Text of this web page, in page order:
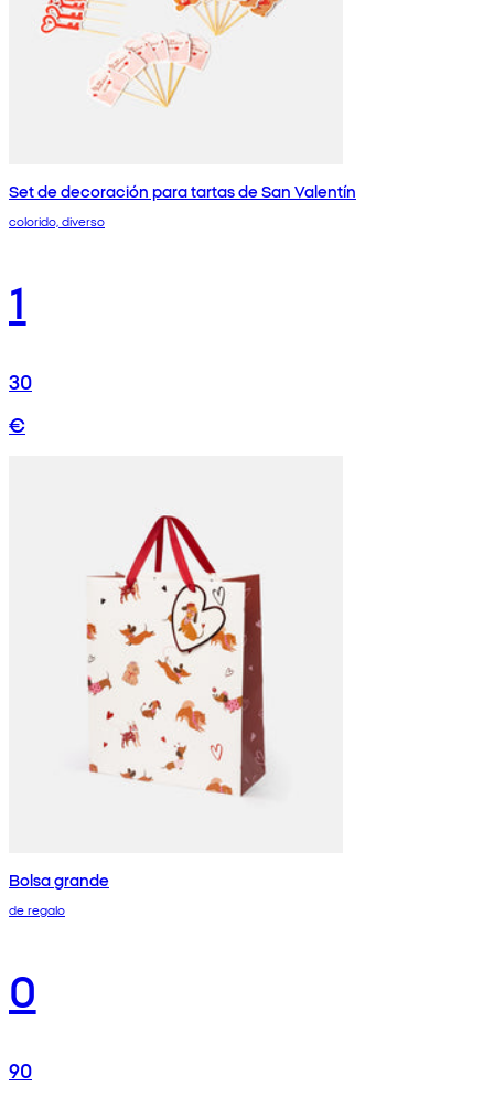
Set de decoración para tartas de San Valentín
colorido, diverso
1
30
€
Bolsa grande
de regalo
0
90